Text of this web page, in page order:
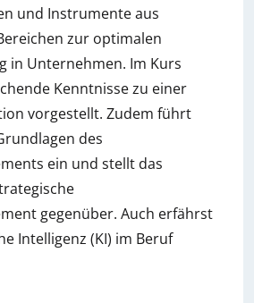
und Instrumente aus
zur optimalen
in Unternehmen. Im Kurs
Kenntnisse zu einer
vorgestellt. Zudem führt
des
ein und stellt das
gegenüber. Auch erfährst
Intelligenz (KI) im Beruf